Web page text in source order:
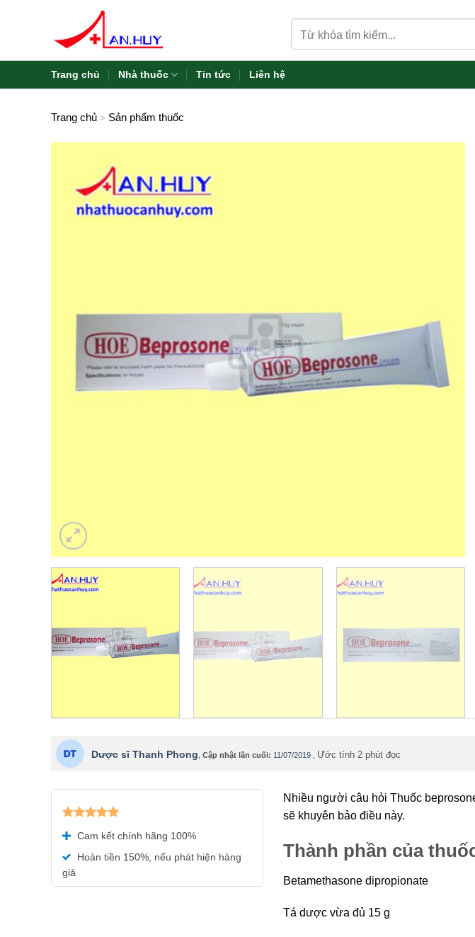
kiếm:
Trang chủ Nhà thuốc Tin tức Liên hệ
Trang chủ > Sản phẩm thuốc
Dược sĩ Thanh Phong Cập nhật lần cuối: 11/07/2019 Ước tính 2 phút đọc
hạng5.00
5 sao
Cam kết chính hãng 100%
Hoàn tiền 150%, nếu phát hiện hàng
giả
Nhiều người câu hỏi Thuốc
sẽ khuyên bảo điều này.
Thành phần của
Betamethasone dipropionate
Tá dược vừa đủ 15 g